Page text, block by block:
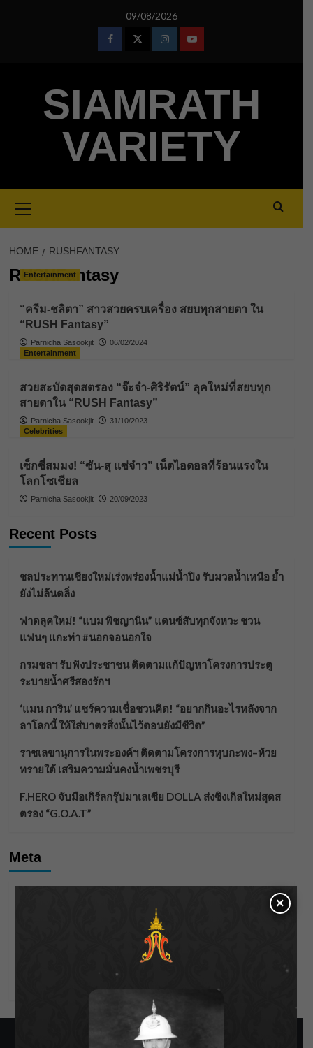
09/08/2026
FacebookTwitterInstagramYoutube
SIAMRATH
VARIETY
Menu
HOME RUSHFANTASY
RUSHFantasy
Entertainment
“ครีม-ชลิตา” สาวสวยครบเครื่อง สยบทุกสายตา ใน
“RUSH Fantasy”
Parnicha Sasookjit
06/02/2024
Entertainment
สวยสะบัดสุดสตรอง “จ๊ะจ๋า-ศิริรัตน์” ลุคใหม่ที่สยบทุก
สายตาใน “RUSH Fantasy”
Parnicha Sasookjit
31/10/2023
Celebrities
เซ็กซี่สมมง! “ซัน-สุ แซ่จ๋าว” เน็ตไอดอลที่ร้อนแรงใน
โลกโซเชียล
Parnicha Sasookjit 20/09/2023
Recent Posts
ชลประทานเชียงใหม่เร่งพร่องน้ำแม่น้ำปิง รับมวลน้ำเหนือ ย้ำ
ยังไม่ล้นตลิ่ง
ฟาดลุคใหม่! “แบม พิชญานิน” แดนซ์สับทุกจังหวะ ชวน
แฟนๆ แกะท่า #นอกจอนอกใจ
กรมชลฯ รับฟังประชาชน ติดตามแก้ปัญหาโครงการประตู
ระบายน้ำศรีสองรักฯ
‘แมน การิน’ แชร์ความเชื่อชวนคิด! “อยากกินอะไรหลังจาก
ลาโลกนี้ ให้ใส่บาตรสิ่งนั้นไว้ตอนยังมีชีวิต”
ราชเลขานุการในพระองค์ฯ ติดตามโครงการหุบกะพง–ห้วย
ทรายใต้ เสริมความมั่นคงน้ำเพชรบุรี
F.HERO จับมือเกิร์ลกรุ๊ปมาเลเซีย DOLLA ส่งซิงเกิลใหม่สุดส
ตรอง “G.O.A.T”
Meta
×